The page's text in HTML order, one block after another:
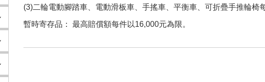
(3)二輪電動腳踏車、電動滑板車、手搖車、平衡車、可折疊手推輪椅
暫時寄存品： 最高賠償額每件以16,000元為限。